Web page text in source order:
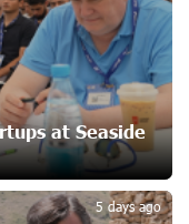
at 3/47
21 days ago
Flyone flight tickets:
24 days ago
at Seaside
5 days ago